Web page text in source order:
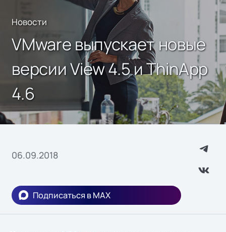
Новости
VMware выпускает новые
версии View 4.5 и ThinApp
4.6
06.09.2018
Подписаться в MAX